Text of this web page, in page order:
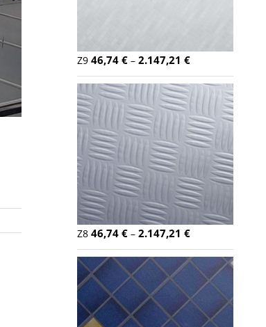
Z9 46,74 € – 2.147,21 €
Z8 46,74 € – 2.147,21 €